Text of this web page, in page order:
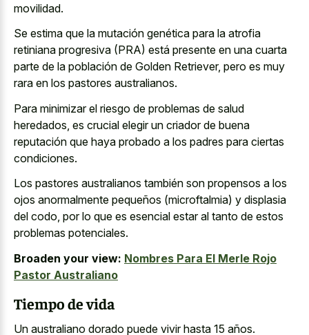
movilidad.
Se estima que la mutación genética para la atrofia
retiniana progresiva (PRA) está presente en una cuarta
parte de la población de Golden Retriever, pero es muy
rara en los pastores australianos.
Para minimizar el riesgo de problemas de salud
heredados, es crucial elegir un criador de buena
reputación que haya probado a los padres para ciertas
condiciones.
Los pastores australianos también son propensos a los
ojos anormalmente pequeños (microftalmia) y displasia
del codo, por lo que es esencial estar al tanto de estos
problemas potenciales.
Broaden your view: Nombres Para El Merle Rojo
Pastor Australiano
Tiempo de vida
Un australiano dorado puede vivir hasta 15 años.